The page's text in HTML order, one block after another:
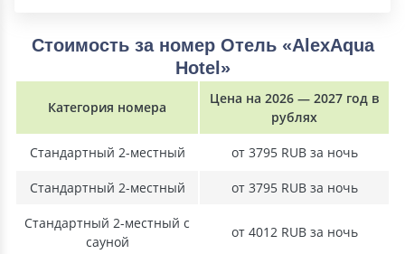
Стоимость за номер Отель «AlexAqua
Hotel»
Категория номера
Цена на 2026 — 2027 год в
рублях
Стандартный 2-местный от 3795 RUB за ночь
Стандартный 2-местный от 3795 RUB за ночь
Стандартный 2-местный с
сауной
от 4012 RUB за ночь